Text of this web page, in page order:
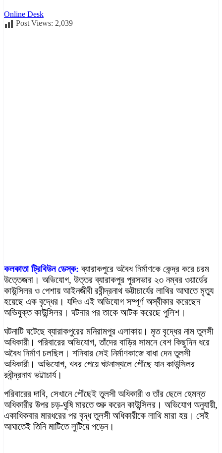
Online Desk
Post Views: 2,039
কলকাতা ট্রিবিউন ডেস্ক: ব্যারাকপুরে অবৈধ নির্মাণকে কেন্দ্র করে চরম
উত্তেজনা। অভিযোগ, উত্তর ব্যারাকপুর পুরসভার ২৩ নম্বর ওয়ার্ডের
কাউন্সিলর ও পেশায় আইনজীবী রবীন্দ্রনাথ ভট্টাচার্যের লাথির আঘাতে মৃত্যু
হয়েছে এক বৃদ্ধের। যদিও এই অভিযোগ সম্পূর্ণ অস্বীকার করেছেন
অভিযুক্ত কাউন্সিলর। ঘটনার পর তাকে আটক করেছে পুলিশ।
ঘটনাটি ঘটেছে ব্যারাকপুরের মনিরামপুর এলাকায়। মৃত বৃদ্ধের নাম তুলসী
অধিকারী। পরিবারের অভিযোগ, তাঁদের বাড়ির সামনে বেশ কিছুদিন ধরে
অবৈধ নির্মাণ চলছিল। শনিবার সেই নির্মাণকাজে বাধা দেন তুলসী
অধিকারী। অভিযোগ, খবর পেয়ে ঘটনাস্থলে পৌঁছে যান কাউন্সিলর
রবীন্দ্রনাথ ভট্টাচার্য।
পরিবারের দাবি, সেখানে পৌঁছেই তুলসী অধিকারী ও তাঁর ছেলে হেমন্ত
অধিকারীর উপর চড়-ঘুষি মারতে শুরু করেন কাউন্সিলর। অভিযোগ অনুযায়ী,
একাধিকবার মারধরের পর বৃদ্ধ তুলসী অধিকারীকে লাথি মারা হয়। সেই
আঘাতেই তিনি মাটিতে লুটিয়ে পড়েন।